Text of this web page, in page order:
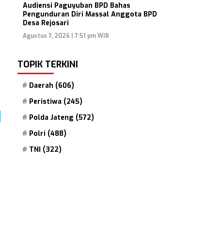
Audiensi Paguyuban BPD Bahas
Pengunduran Diri Massal Anggota BPD
Desa Rejosari
Agustus 7, 2026 | 7:51 pm WIB
TOPIK TERKINI
Daerah (606)
Peristiwa (245)
Polda Jateng (572)
Polri (488)
TNI (322)